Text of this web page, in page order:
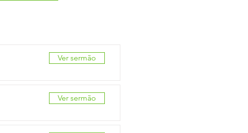
Ver sermão
Ver sermão